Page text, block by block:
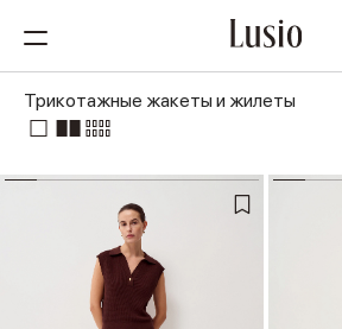
Трикотажные жакеты и жилеты